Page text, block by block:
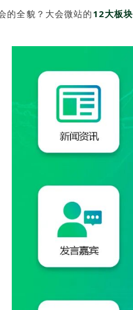
的全貌？大会微站的 12大板块